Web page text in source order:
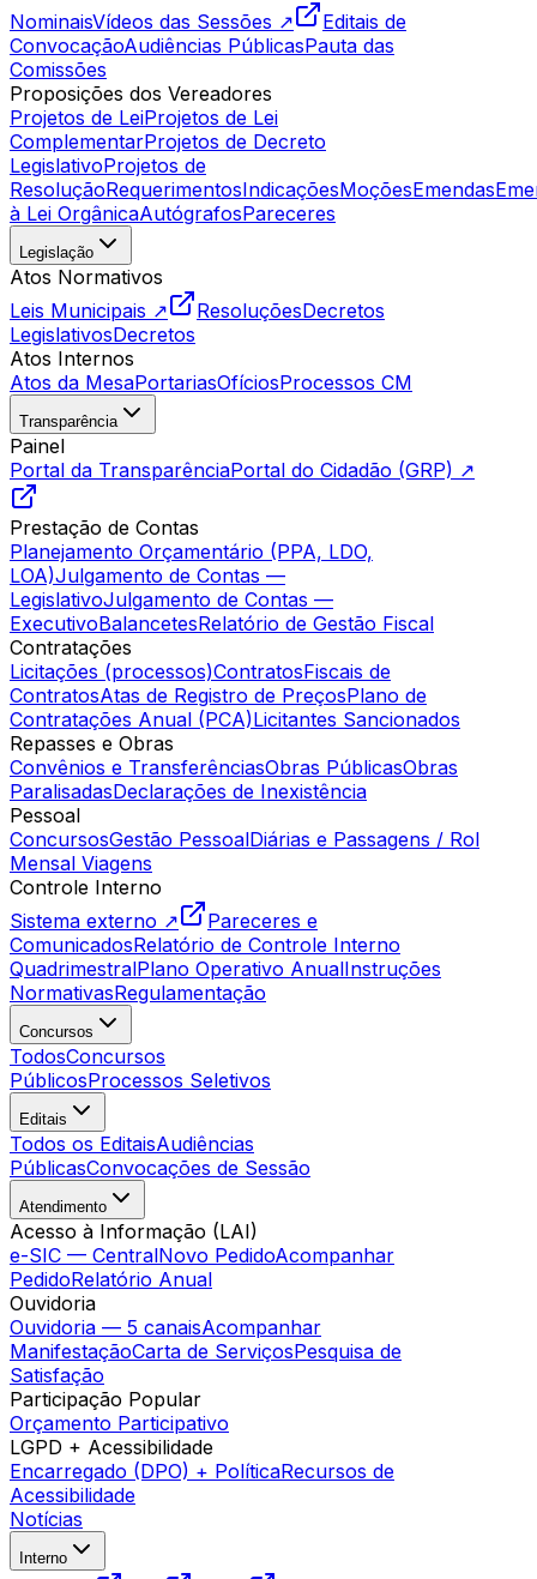
NominaisVídeos das Sessões ↗
Editais de
ConvocaçãoAudiências PúblicasPauta das
Comissões
Proposições dos Vereadores
Projetos de LeiProjetos de Lei
ComplementarProjetos de Decreto
LegislativoProjetos de
ResoluçãoRequerimentosIndicaçõesMoçõesEmendas
à Lei OrgânicaAutógrafosPareceres
Legislação
Atos Normativos
Leis Municipais ↗
ResoluçõesDecretos
LegislativosDecretos
Atos Internos
Atos da MesaPortariasOfíciosProcessos CM
Transparência
Painel
Portal da TransparênciaPortal do Cidadão (GRP) ↗
Prestação de Contas
Planejamento Orçamentário (PPA, LDO,
LOA)Julgamento de Contas —
LegislativoJulgamento de Contas —
ExecutivoBalancetesRelatório de Gestão Fiscal
Contratações
Licitações (processos)ContratosFiscais de
ContratosAtas de Registro de PreçosPlano de
Contratações Anual (PCA)Licitantes Sancionados
Repasses e Obras
Convênios e TransferênciasObras PúblicasObras
ParalisadasDeclarações de Inexistência
Pessoal
ConcursosGestão PessoalDiárias e Passagens / Rol
Mensal Viagens
Controle Interno
Sistema externo ↗
Pareceres e
ComunicadosRelatório de Controle Interno
QuadrimestralPlano Operativo AnualInstruções
NormativasRegulamentação
Concursos
TodosConcursos
PúblicosProcessos Seletivos
Editais
Todos os EditaisAudiências
PúblicasConvocações de Sessão
Atendimento
Acesso à Informação (LAI)
e-SIC — CentralNovo PedidoAcompanhar
PedidoRelatório Anual
Ouvidoria
Ouvidoria — 5 canaisAcompanhar
ManifestaçãoCarta de ServiçosPesquisa de
Satisfação
Participação Popular
Orçamento Participativo
LGPD + Acessibilidade
Encarregado (DPO) + PolíticaRecursos de
Acessibilidade
Notícias
Interno